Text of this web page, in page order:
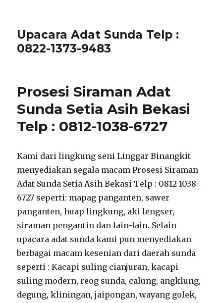
Upacara Adat Sunda Telp :
0822-1373-9483
Prosesi Siraman Adat
Sunda Setia Asih Bekasi
Telp : 0812-1038-6727
Kami dari lingkung seni Linggar Binangkit
menyediakan segala macam Prosesi Siraman
Adat Sunda Setia Asih Bekasi Telp : 0812-1038-
6727 seperti: mapag panganten, sawer
panganten, huap lingkung, aki lengser,
siraman pengantin dan lain-lain. Selain
upacara adat sunda kami pun menyediakan
berbagai macam kesenian dari daerah sunda
seperti : Kacapi suling cianjuran, kacapi
suling modern, reog sunda, calung, angklung,
degung, kliningan, jaipongan, wayang golek,